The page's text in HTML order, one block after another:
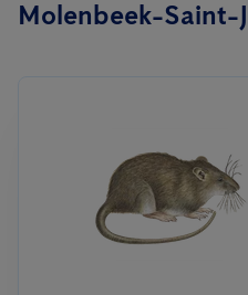
Molenbeek-Saint-